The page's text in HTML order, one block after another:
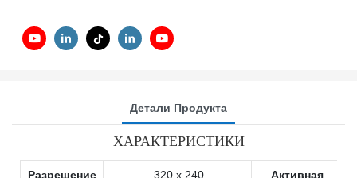
Детали Продукта
ХАРАКТЕРИСТИКИ
Разрешение 320 x 240
Активная